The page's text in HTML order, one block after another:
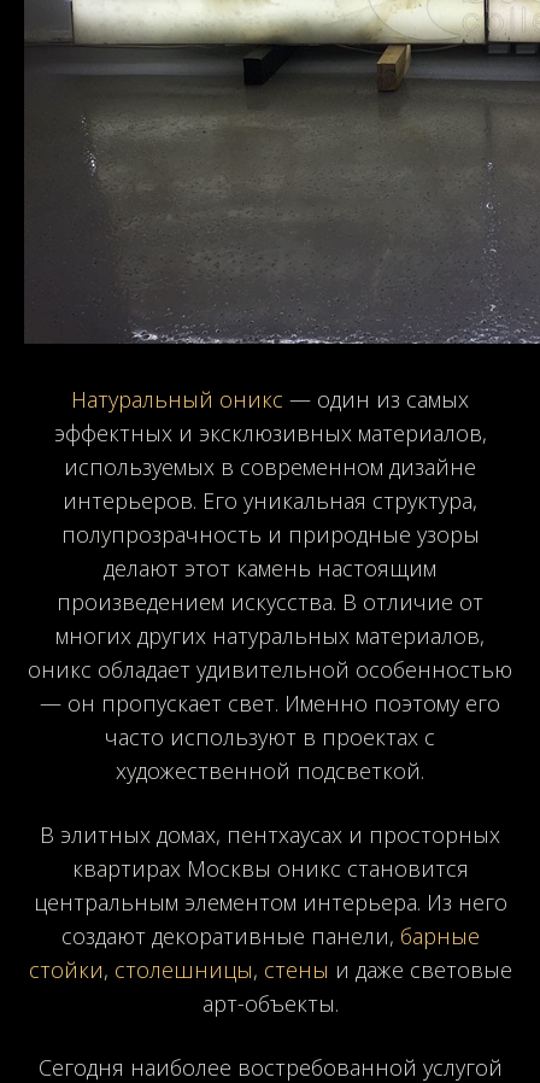
Натуральный оникс — один из самых
эффектных и эксклюзивных материалов,
используемых в современном дизайне
интерьеров. Его уникальная структура,
полупрозрачность и природные узоры
делают этот камень настоящим
произведением искусства. В отличие от
многих других натуральных материалов,
оникс обладает удивительной особенностью
— он пропускает свет. Именно поэтому его
часто используют в проектах с
художественной подсветкой.
В элитных домах, пентхаусах и просторных
квартирах Москвы оникс становится
центральным элементом интерьера. Из него
создают декоративные панели, барные
стойки, столешницы, стены и даже световые
арт-объекты.
Сегодня наиболее востребованной услугой